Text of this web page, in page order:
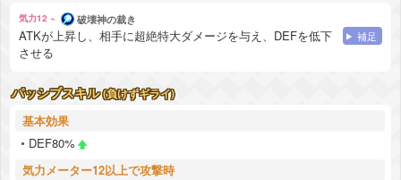
気力12 ~ 破壊神の裁き
ATKが上昇し、相手に超絶特大ダメージを与え、DEFを低下
させる
補足
パッシブスキル (負けずギライ)
基本効果
DEF80%
気力メーター12以上で攻撃時